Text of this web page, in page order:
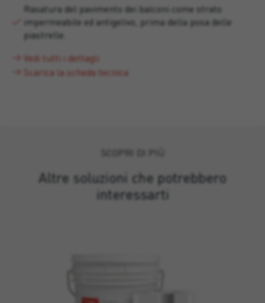
Rasatura del pavimento dei balconi come strato
impermeabile ed antigelivo, prima della posa delle
piastrelle.
Vedi tutti i dettagli
Scarica la scheda tecnica
Altre soluzioni che potrebbero
interessarti